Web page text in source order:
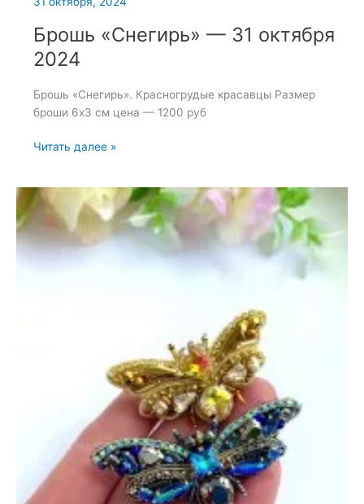
Брошь «Снегирь» — 31 октября
2024
Брошь «Снегирь». Красногрудые красавцы Размер
броши 6х3 см цена — 1200 руб
Брошь
31
октября
2024
Читать далее »